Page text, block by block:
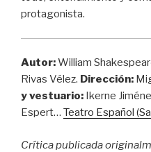
protagonista.
Autor:William
Rivas Vélez. Dirección:
y vestuario: Ikerne
Espert… Teatro Español
Crítica publicada